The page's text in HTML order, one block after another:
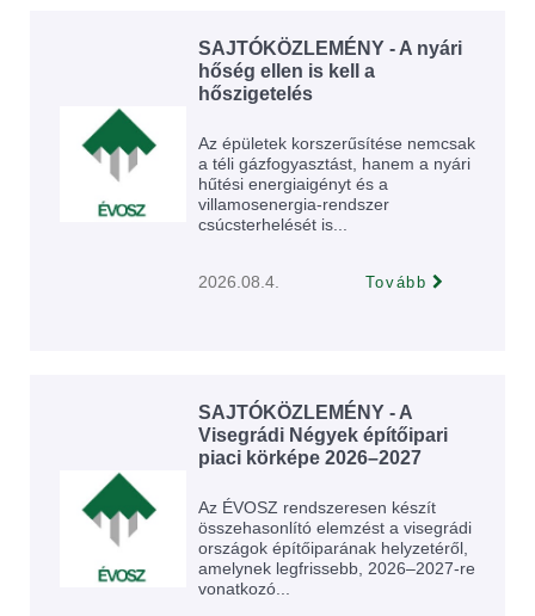
SAJTÓKÖZLEMÉNY - A nyári
hőség ellen is kell a
hőszigetelés
2026.08.4.
Az épületek korszerűsítése nemcsak
a téli gázfogyasztást, hanem a nyári
hűtési energiaigényt és a
villamosenergia-rendszer
csúcsterhelését is...
Tovább
SAJTÓKÖZLEMÉNY - A
Visegrádi Négyek építőipari
piaci körképe 2026–2027
Az ÉVOSZ rendszeresen készít
összehasonlító elemzést a visegrádi
országok építőiparának helyzetéről,
amelynek legfrissebb, 2026–2027-re
vonatkozó...